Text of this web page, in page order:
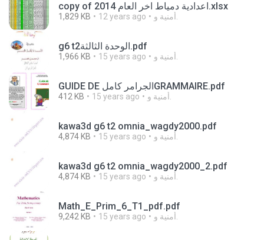
copy of اعدادية دمياط اخر العام 2014.xlsx
1,829 KB 12 years ago
g6 t2الوحدة الثالثة.pdf
1,966 KB 15 years ago
GUIDE DE الجرامر كاملGRAMMAIRE.pdf
412 KB 15 years ago
kawa3d g6 t2 omnia_wagdy2000.pdf
4,874 KB 15 years ago
kawa3d g6 t2 omnia_wagdy2000_2.pdf
4,874 KB 15 years ago
Math_E_Prim_6_T1_pdf.pdf
9,242 KB 15 years ago